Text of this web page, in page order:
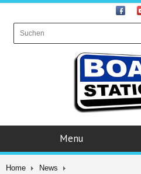
Menu
Home
News